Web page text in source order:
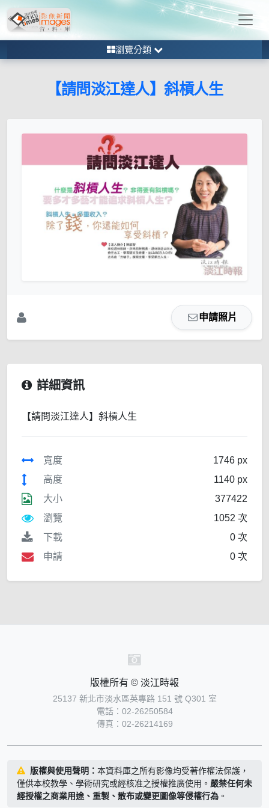
瀏覽分類
【請問淡江達人】斜槓人生
申請照片
詳細資訊
【請問淡江達人】斜槓人生
寬度
1746 px
高度
1140 px
大小
377422
瀏覽
1052 次
下載
0 次
申請
0 次
版權所有 © 淡江時報
25137 新北市淡水區英專路 151 號 Q301 室
電話：02-26250584
傳真：02-26214169
版權與使用聲明： 本資料庫之所有影像均受著作權法保護，
僅供本校教學、學術研究或經核准之授權推廣使用。 嚴禁任何未
經授權之商業用途、重製、散布或變更圖像等侵權行為 。